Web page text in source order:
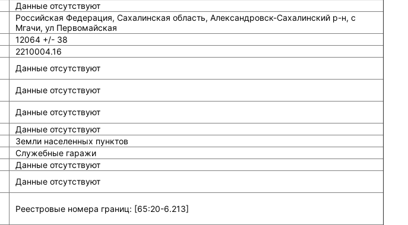
Данные отсутствуют
Российская Федерация, Сахалинская область, Александровск-Сахалинский р-н, с
Мгачи, ул Первомайская
12064 +/- 38
2210004.16
Данные отсутствуют
Данные отсутствуют
Данные отсутствуют
Данные отсутствуют
Земли населенных пунктов
Служебные гаражи
Данные отсутствуют
Данные отсутствуют
Реестровые номера границ: [65:20-6.213]